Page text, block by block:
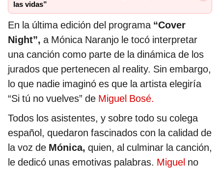
las vidas”
En la última edición del programa“Cover
Night”, a Mónica Naranjo le tocó interpretar
una canción como parte de la dinámica de los
jurados que pertenecen al reality. Sin embargo,
lo que nadie imaginó es que la artista elegiría
“Si tú no vuelves” de Miguel Bosé.
Todos los asistentes, y sobre todo su colega
español, quedaron fascinados con la calidad de
la voz de Mónica, quien, al culminar la canción,
le dedicó unas emotivas palabras. Miguel no